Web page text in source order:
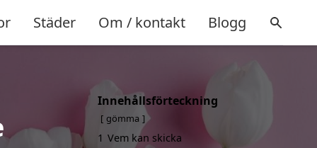
Städer Om / kontakt Blogg
Innehållsförteckning
gömma
1 Vem kan skicka